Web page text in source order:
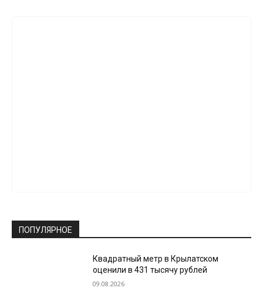
ПОПУЛЯРНОЕ
Квадратный метр в Крылатском
оценили в 431 тысячу рублей
09.08.2026